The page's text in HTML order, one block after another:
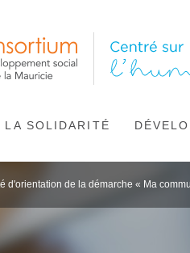
LA SOLIDARITÉ
d'orientation de la démarche « Ma